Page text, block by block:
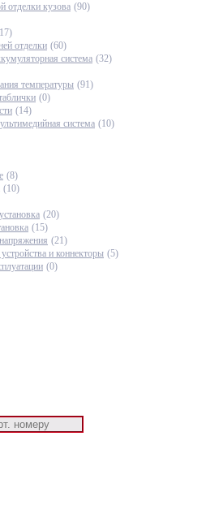
отделки кузова (90)
отделки (60)
система (32)
температуры (91)
(0)
(14)
система (10)
(8)
(10)
(20)
(15)
(21)
и коннекторы (5)
(0)